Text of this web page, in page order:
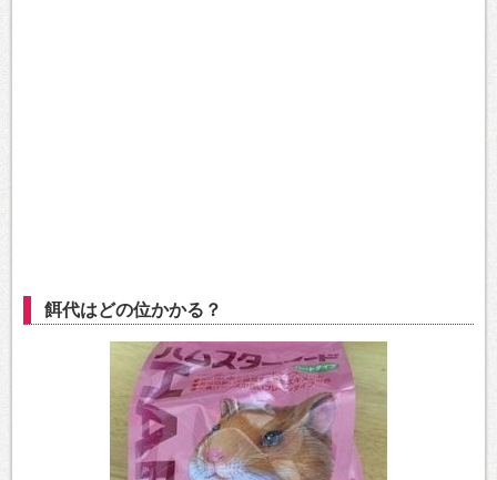
餌代はどの位かかる？